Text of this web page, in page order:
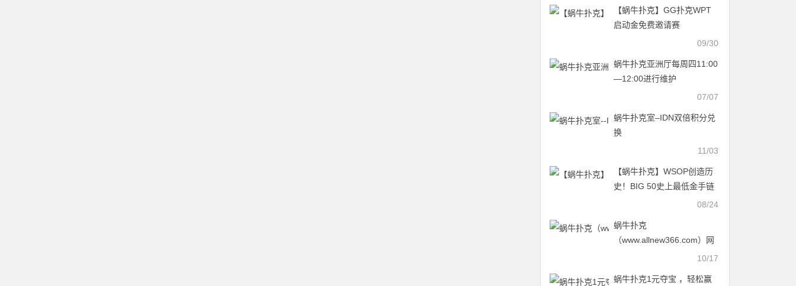
门票”
【蜗牛扑克】GG扑克WPT
启动金免费邀请赛
09/30
蜗牛扑克亚洲厅每周四11:00
—12:00进行维护
07/07
蜗牛扑克室–IDN双倍积分兑
换
11/03
【蜗牛扑克】WSOP创造历
史！BIG 50史上最低金手链
08/24
蜗牛扑克
（www.allnew366.com）网
10/17
蜗牛扑克1元夺宝 ，轻松赢